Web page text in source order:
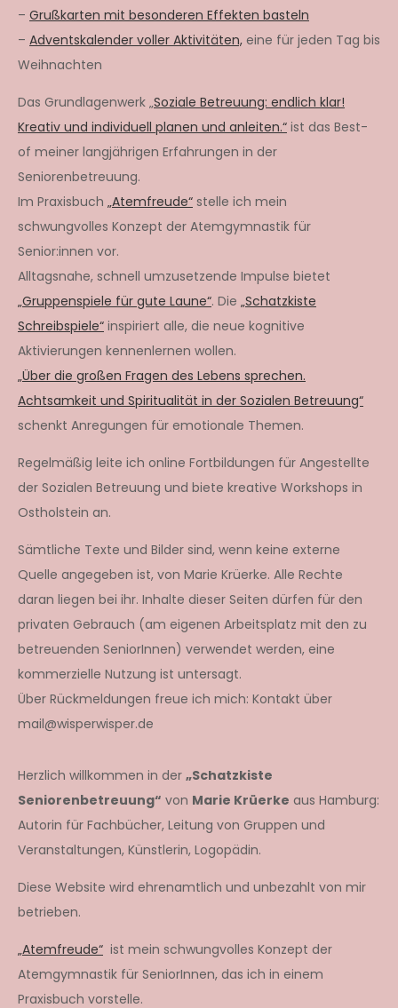
– Grußkarten mit besonderen Effekten basteln
– Adventskalender voller Aktivitäten, eine für jeden Tag bis
Weihnachten
Das Grundlagenwerk „Soziale Betreuung: endlich klar!
Kreativ und individuell planen und anleiten.“ ist das Best-
of meiner langjährigen Erfahrungen in der
Seniorenbetreuung.
Im Praxisbuch „Atemfreude“ stelle ich mein
schwungvolles Konzept der Atemgymnastik für
Senior:innen vor.
Alltagsnahe, schnell umzusetzende Impulse bietet
„Gruppenspiele für gute Laune“. Die „Schatzkiste
Schreibspiele“ inspiriert alle, die neue kognitive
Aktivierungen kennenlernen wollen.
„Über die großen Fragen des Lebens sprechen.
Achtsamkeit und Spiritualität in der Sozialen Betreuung“
schenkt Anregungen für emotionale Themen.
Regelmäßig leite ich online Fortbildungen für Angestellte
der Sozialen Betreuung und biete kreative Workshops in
Ostholstein an.
Sämtliche Texte und Bilder sind, wenn keine externe
Quelle angegeben ist, von Marie Krüerke. Alle Rechte
daran liegen bei ihr. Inhalte dieser Seiten dürfen für den
privaten Gebrauch (am eigenen Arbeitsplatz mit den zu
betreuenden SeniorInnen) verwendet werden, eine
kommerzielle Nutzung ist untersagt.
Über Rückmeldungen freue ich mich: Kontakt über
mail@wisperwisper.de
Herzlich willkommen in der „Schatzkiste
Seniorenbetreuung“ von Marie Krüerke aus Hamburg:
Autorin für Fachbücher, Leitung von Gruppen und
Veranstaltungen, Künstlerin, Logopädin.
Diese Website wird ehrenamtlich und unbezahlt von mir
betrieben.
„Atemfreude“ ist mein schwungvolles Konzept der
Atemgymnastik für SeniorInnen, das ich in einem
Praxisbuch vorstelle.